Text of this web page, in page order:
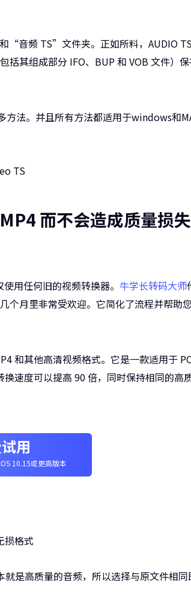
“音频 TS”文件夹。正如所料，AUDIO
其组成部分 IFO、BUP 和 VOB 文件）保
方法。并且所有方法都适用于windows和
而不会造成质量损
用任何旧的视频转换器。 牛学长转码大师
个月里非常受欢迎。它简化了流程并帮助
和其他高清视频格式。它是一款适用于
速度可以提高 90 倍，同时保持相同的高质
用
10.15或更高版本
是高质量的音频，所以选择与原文件相同